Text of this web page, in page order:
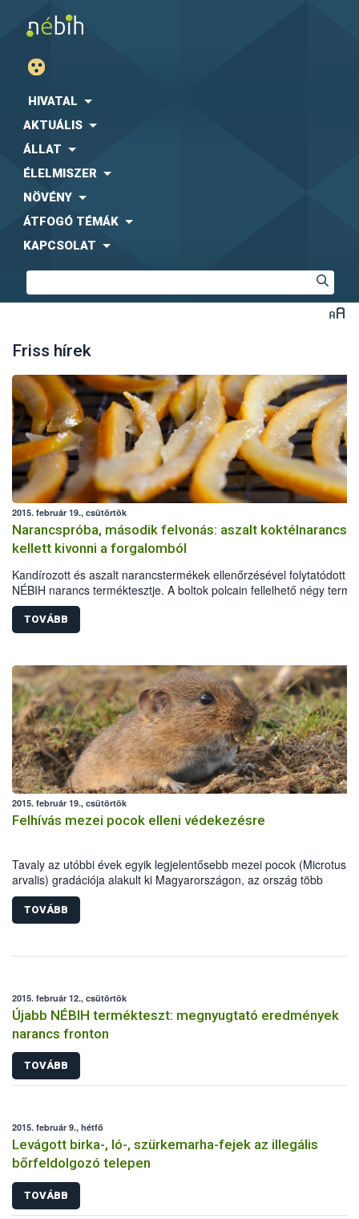
HIVATAL
AKTUÁLIS
ÁLLAT
ÉLELMISZER
NÖVÉNY
ÁTFOGÓ TÉMÁK
KAPCSOLAT
Friss hírek
2015. február 19., csütörtök
Narancspróba, második felvonás: aszalt koktélnarancsot
kellett kivonni a forgalomból
Kandírozott és aszalt narancstermékek ellenőrzésével folytatódott a
NÉBIH narancs terméktesztje. A boltok polcain fellelhető négy
egyet, a Tündérkert Traiding Kft. aszalt, cukrozott koktélnarancsát az
összetevők között sem jelölt, megengedettnél magasabb
színezéktartalom miatt ki kellett vonni a forgalomból.
TOVÁBB
2015. február 19., csütörtök
Felhívás mezei pocok elleni védekezésre
Tavaly az utóbbi évek egyik legjelentősebb mezei pocok (Microtus
arvalis) gradációja alakult ki Magyarországon, az ország több
megyéjében rendkívüli helyzetet, súlyos károkat okozva. A
hasonló, kedvező környezeti feltételek esetén az idei évben is
gondokat jelenthetnek a rágcsálók, amire időben fel kell készülni.
TOVÁBB
2015. február 12., csütörtök
Újabb NÉBIH termékteszt: megnyugtató eredmények
narancs fronton
TOVÁBB
2015. február 9., hétfő
Levágott birka-, ló-, szürkemarha-fejek az illegális
bőrfeldolgozó telepen
TOVÁBB